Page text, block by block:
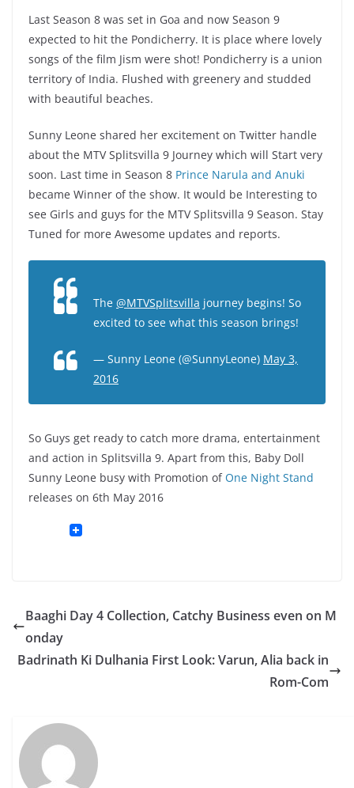
Last Season 8 was set in Goa and now Season 9
expected to hit the Pondicherry. It is place where lovely
songs of the film Jism were shot! Pondicherry is a union
territory of India. Flushed with greenery and studded
with beautiful beaches.
Sunny Leone shared her excitement on Twitter handle
about the MTV Splitsvilla 9 Journey which will Start very
soon. Last time in Season 8 Prince Narula and Anuki
became Winner of the show. It would be Interesting to
see Girls and guys for the MTV Splitsvilla 9 Season. Stay
Tuned for more Awesome updates and reports.
The @MTVSplitsvilla journey begins! So
excited to see what this season brings!
— Sunny Leone (@SunnyLeone) May 3,
2016
So Guys get ready to catch more drama, entertainment
and action in Splitsvilla 9. Apart from this, Baby Doll
Sunny Leone busy with Promotion ofOne Night Stand
releases on 6th May 2016
Baaghi Day 4 Collection, Catchy Business even on M
onday
Badrinath Ki Dulhania First Look: Varun, Alia back in
Rom-Com